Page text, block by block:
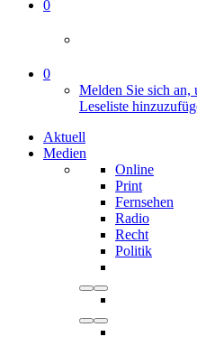
0
0
Melden Sie sich an,
Leseliste
Aktuell
Medien
Online
Print
Fernsehen
Radio
Recht
Politik